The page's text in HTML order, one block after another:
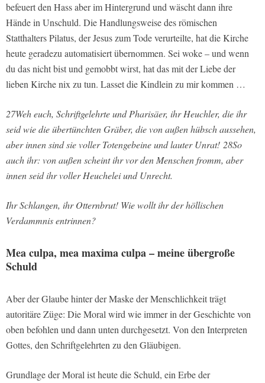
befeuert den Hass aber im Hintergrund und wäscht dann ihre
Hände in Unschuld. Die Handlungsweise des römischen
Statthalters Pilatus, der Jesus zum Tode verurteilte, hat die Kirche
heute geradezu automatisiert übernommen. Sei woke – und wenn
du das nicht bist und gemobbt wirst, hat das mit der Liebe der
lieben Kirche nix zu tun. Lasset die Kindlein zu mir kommen …
27Weh euch, Schriftgelehrte und Pharisäer, ihr Heuchler, die ihr
seid wie die übertünchten Gräber, die von außen hübsch aussehen,
aber innen sind sie voller Totengebeine und lauter Unrat! 28So
auch ihr: von außen scheint ihr vor den Menschen fromm, aber
innen seid ihr voller Heuchelei und Unrecht.
Ihr Schlangen, ihr Otternbrut! Wie wollt ihr der höllischen
Verdammnis entrinnen?
Mea culpa, mea maxima culpa – meine übergroße
Schuld
Aber der Glaube hinter der Maske der Menschlichkeit trägt
autoritäre Züge: Die Moral wird wie immer in der Geschichte von
oben befohlen und dann unten durchgesetzt. Von den Interpreten
Gottes, den Schriftgelehrten zu den Gläubigen.
Grundlage der Moral ist heute die Schuld, ein Erbe der